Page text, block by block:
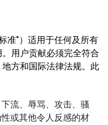
准"）适用于任何及所有
用户贡献必须完全符合
方和国际法律法规。此
流、辱骂、攻击、骚
或其他令人反感的材